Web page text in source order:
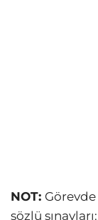
NOT:
sözlü sınavları: